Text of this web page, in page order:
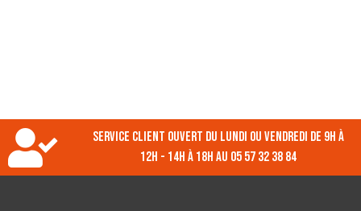
Service client ouvert du lundi ou vendredi de 9h à
12h - 14h à 18h au 05 57 32 38 84